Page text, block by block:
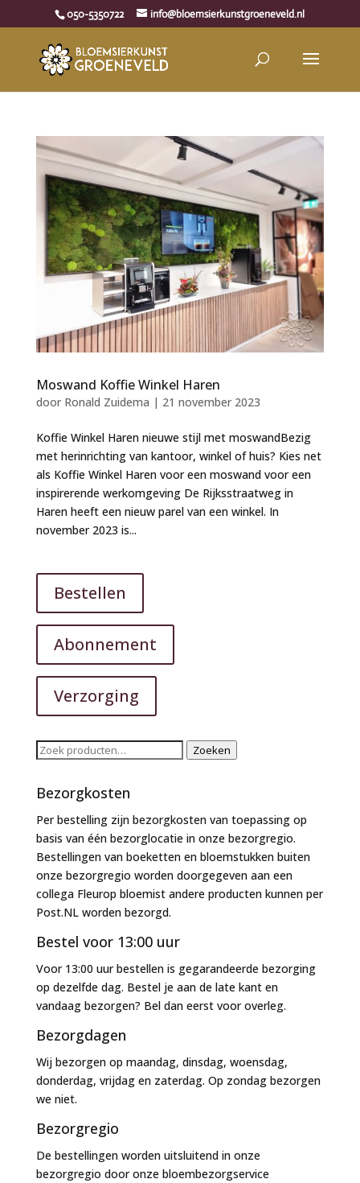
050-5350722 info@bloemsierkunstgroeneveld.nl
Moswand Koffie Winkel Haren
door Ronald Zuidema | 21 november 2023
Koffie Winkel Haren nieuwe stijl met moswandBezig
met herinrichting van kantoor, winkel of huis? Kies net
als Koffie Winkel Haren voor een moswand voor een
inspirerende werkomgeving De Rijksstraatweg in
Haren heeft een nieuw parel van een winkel. In
november 2023 is...
Bestellen
Abonnement
Verzorging
Zoeken
Zoeken
Bezorgkosten
Per bestelling zijn bezorgkosten van toepassing op
basis van één bezorglocatie in onze bezorgregio.
Bestellingen van boeketten en bloemstukken buiten
onze bezorgregio worden doorgegeven aan een
collega Fleurop bloemist andere producten kunnen per
Post.NL worden bezorgd.
Bestel voor 13:00 uur
Voor 13:00 uur bestellen is gegarandeerde bezorging
op dezelfde dag. Bestel je aan de late kant en
vandaag bezorgen? Bel dan eerst voor overleg.
Bezorgdagen
Wij bezorgen op maandag, dinsdag, woensdag,
donderdag, vrijdag en zaterdag. Op zondag bezorgen
we niet.
Bezorgregio
De bestellingen worden uitsluitend in onze
bezorgregio door onze bloembezorgservice